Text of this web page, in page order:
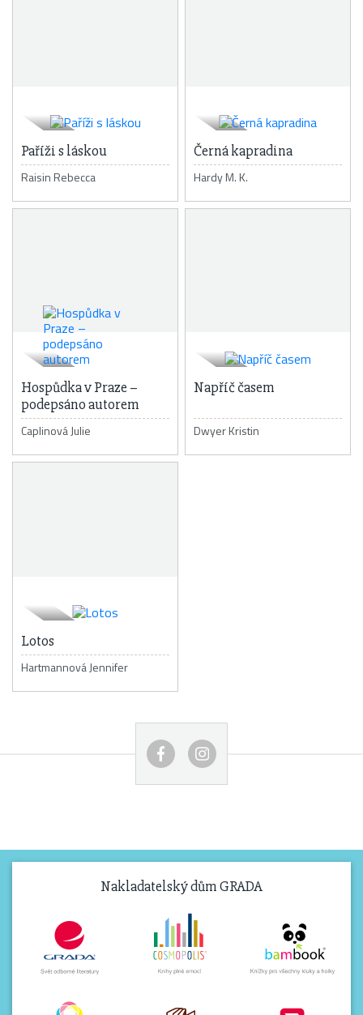
Paříži s láskou
Raisin Rebecca
Černá kapradina
Hardy M. K.
Hospůdka v Praze –
podepsáno autorem
Caplinová Julie
Napříč časem
Dwyer Kristin
Lotos
Hartmannová Jennifer
Nakladatelský dům GRADA